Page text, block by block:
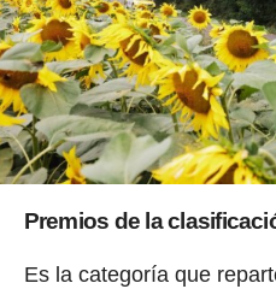
Premios de la
Es la categoría que